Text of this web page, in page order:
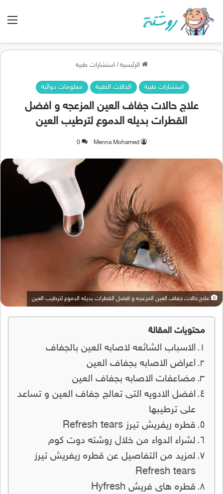
الرئيسية / استشارات طبية
استشارات طبية الحالات الطبية معلومات دوائية
علاج حالات جفاف العين المزعجه و افضل
القطرات بديله الدموع لترطيب العين
Menna Mohamed
0
علاج حالات جفاف العين المزعجه و افضل القطرات بديله الدموع لترطيب العين
محتويات المقالة
الاسباب الشائعه لاصابه العين بالجفاف
اعراض الاصابه بجفاف العين
مضاعفات الاصابه بجفاف العين
افضل الادويه التى تعالج جفاف العين و تساعد
على ترطيبها
قطره ريفريش تيرز Refresh tears
لشراء الدواء من خلال روشته دوت كوم
لمزيد من التفاصيل عن قطره ريفريش تيرز
Refresh tears
قطره هاى فريش Hyfresh